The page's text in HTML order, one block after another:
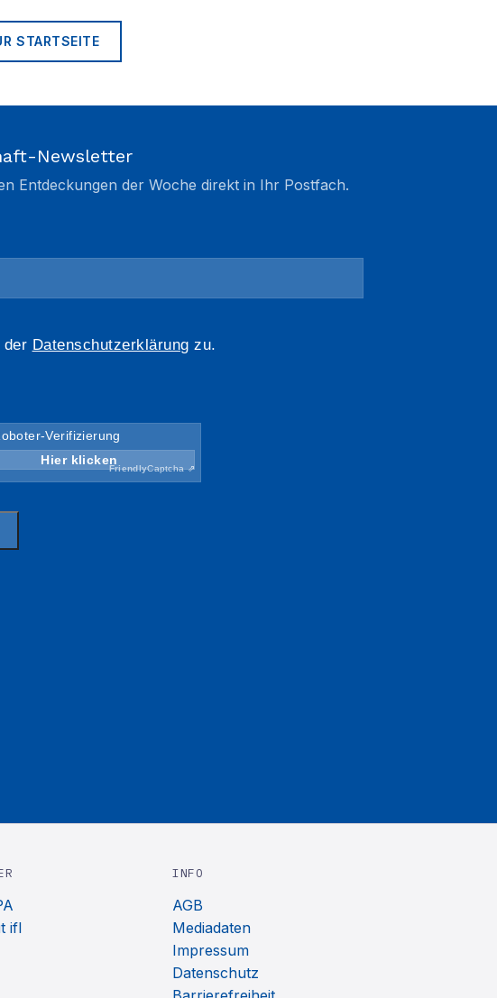
STARTSEITE
Newsletter
Entdeckungen der Woche direkt in Ihr Postfach.
ifl
INFO
AGB
Mediadaten
Impressum
Datenschutz